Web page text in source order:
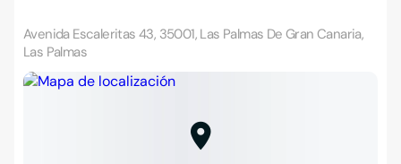
Avenida Escaleritas 43, 35001, Las Palmas De Gran Canaria,
Las Palmas